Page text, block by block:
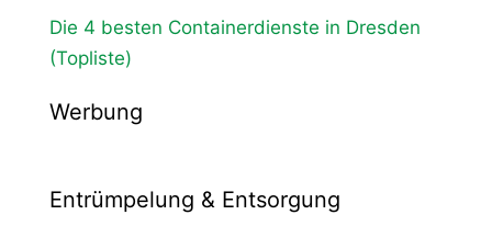
Die 4 besten Containerdienste in Dresden
(Topliste)
Werbung
Entrümpelung & Entsorgung